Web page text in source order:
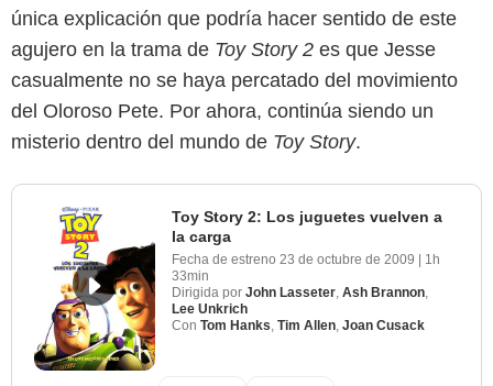
única explicación que podría hacer sentido de este
agujero en la trama de Toy Story 2 es que Jesse
casualmente no se haya percatado del movimiento
del Oloroso Pete. Por ahora, continúa siendo un
misterio dentro del mundo de Toy Story.
Toy Story 2: Los juguetes vuelven a
la carga
Fecha de estreno 23 de octubre de 2009
1h
33min
Dirigida por John Lasseter, Ash Brannon,
Lee Unkrich
Con Tom Hanks, Tim Allen, Joan Cusack